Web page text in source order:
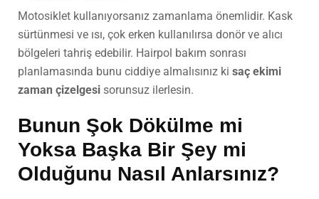
Motosiklet kullanıyorsanız zamanlama önemlidir. Kask
sürtünmesi ve ısı, çok erken kullanılırsa donör ve alıcı
bölgeleri tahriş edebilir. Hairpol bakım sonrası
planlamasında bunu ciddiye almalısınız ki saç ekimi
zaman çizelgesi sorunsuz ilerlesin.
Bunun Şok Dökülme mi
Yoksa Başka Bir Şey mi
Olduğunu Nasıl Anlarsınız?